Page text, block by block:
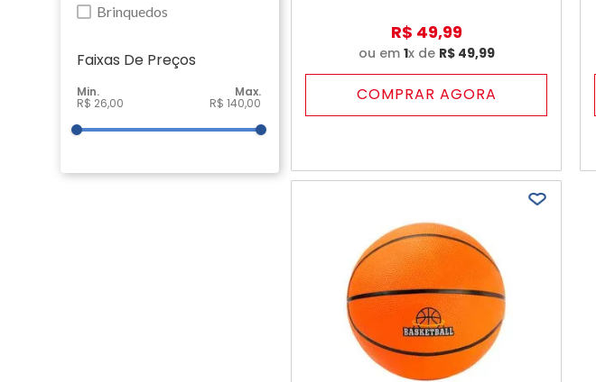
Brinquedos
Faixas De Preço
R$ 26,00 R$ 140,00
R$ 49,99
ou em 1x de R$ 49,99
COMPRAR AGORA